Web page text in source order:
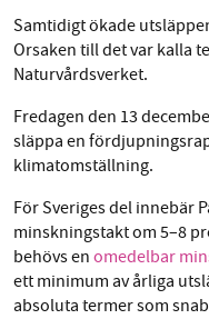
Samtidigt ökade
Orsaken till det var kalla
Naturvårdsverket.
Fredagen den 13
släppa en
klimatomställning.
För Sveriges del innebär
minskningstakt om 5–8
behövs en omedelbar
ett minimum av årliga
absoluta termer som